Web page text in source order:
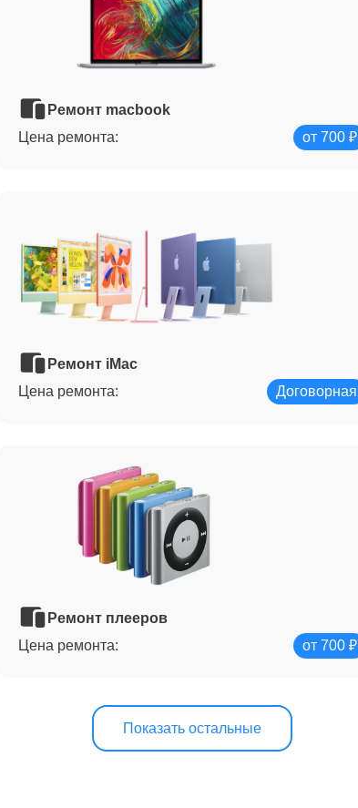
Ремонт macbook
Цена ремонта:
от 700 ₽
Ремонт iMac
Цена ремонта:
Договорная
Ремонт плееров
Цена ремонта:
от 700 ₽
Показать остальные